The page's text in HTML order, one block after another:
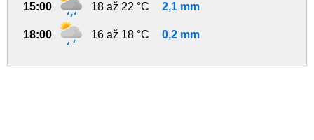
15:00 18 až 22 °C 2,1 mm
18:00 16 až 18 °C 0,2 mm